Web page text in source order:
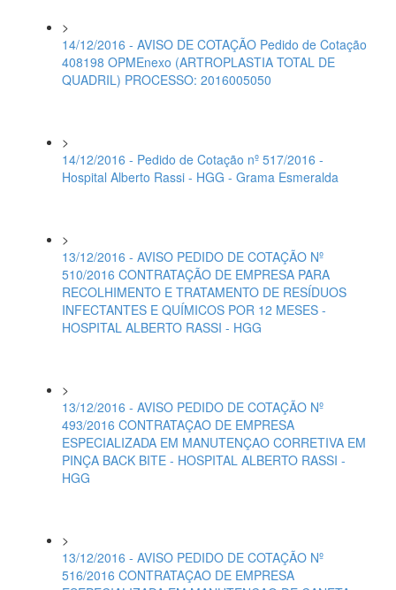
>
14/12/2016 - AVISO DE COTAÇÃO Pedido de Cotação
408198 OPMEnexo (ARTROPLASTIA TOTAL DE
QUADRIL) PROCESSO: 2016005050
>
14/12/2016 - Pedido de Cotação nº 517/2016 -
Hospital Alberto Rassi - HGG - Grama Esmeralda
>
13/12/2016 - AVISO PEDIDO DE COTAÇÃO Nº
510/2016 CONTRATAÇÃO DE EMPRESA PARA
RECOLHIMENTO E TRATAMENTO DE RESÍDUOS
INFECTANTES E QUÍMICOS POR 12 MESES -
HOSPITAL ALBERTO RASSI - HGG
>
13/12/2016 - AVISO PEDIDO DE COTAÇÃO Nº
493/2016 CONTRATAÇAO DE EMPRESA
ESPECIALIZADA EM MANUTENÇAO CORRETIVA EM
PINÇA BACK BITE - HOSPITAL ALBERTO RASSI -
HGG
>
13/12/2016 - AVISO PEDIDO DE COTAÇÃO Nº
516/2016 CONTRATAÇAO DE EMPRESA